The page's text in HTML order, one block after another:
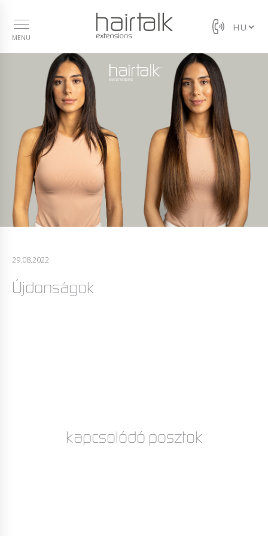
MENU
29.08.2022
Újdonságok
kapcsolódó posztok